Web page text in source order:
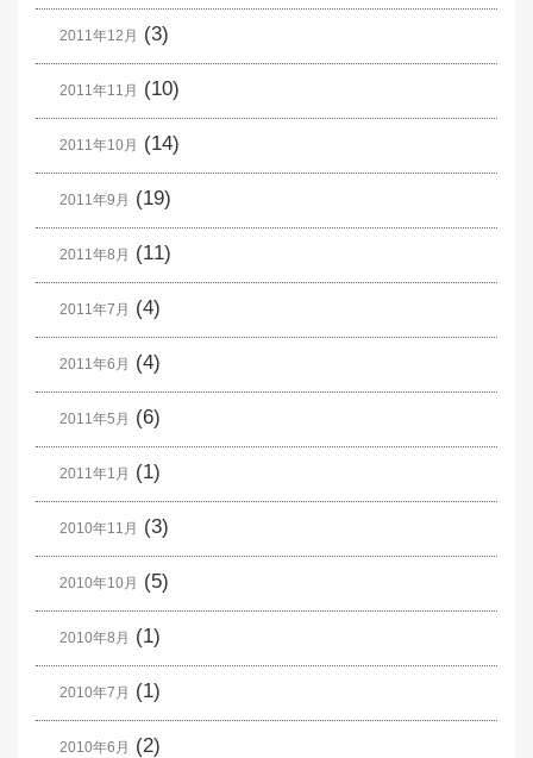
2011年12月 (3)
2011年11月 (10)
2011年10月 (14)
2011年9月 (19)
2011年8月 (11)
2011年7月 (4)
2011年6月 (4)
2011年5月 (6)
2011年1月 (1)
2010年11月 (3)
2010年10月 (5)
2010年8月 (1)
2010年7月 (1)
2010年6月 (2)